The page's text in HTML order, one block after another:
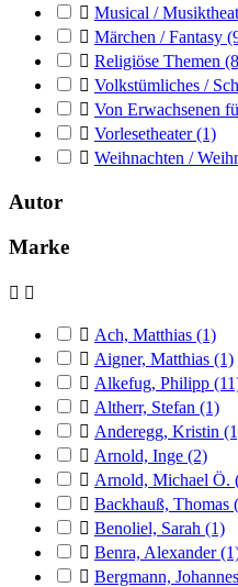
 Musical /
 Märchen / Fantasy
 Religiöse Themen
 Volkstümliches /
 Von Erwachsenen
 Vorlesetheater(1)
 Weihnachten /
Autor
Marke
 
 Ach, Matthias (1)
 Aigner, Matthias (1)
 Alkefug, Philipp
 Altherr, Stefan (1)
 Anderegg, Kristin
 Arnold, Inge (2)
 Arnold, Michael Ö.
 Backhauß, Thomas
 Benoliel, Sarah (1)
 Benra, Alexander
 Bergmann, Johannes